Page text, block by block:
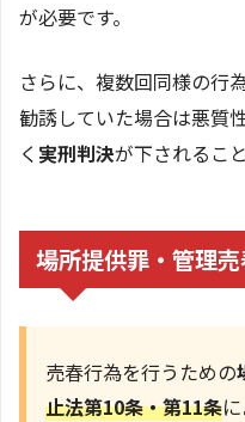
が必要です。
さらに、複数回同様の行
勧誘していた場合は悪質
く 実刑判決が下されるこ
場所提供罪・管理
売春行為を行うための
止法第10条・第11条